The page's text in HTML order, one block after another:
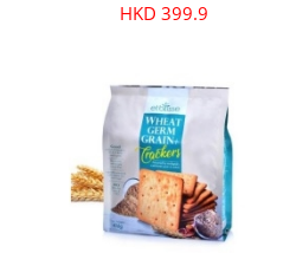
HKD 399.9